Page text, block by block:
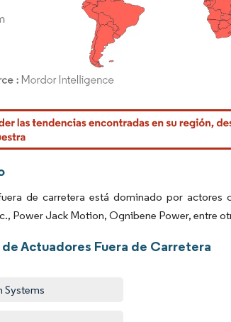
atribución según CC BY 4.0.
de carretera está dominado por
Power Jack Motion, Ognibene Power, entre
Actuadores Fuera de Carretera
Systems